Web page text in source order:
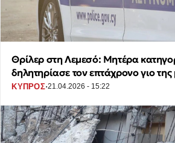
Θρίλερ στη Λεμεσό: Μητέρα
δηλητηρίασε τον επτάχρονο γιο
ΚΥΠΡΟΣ·21.04.2026 - 15:22